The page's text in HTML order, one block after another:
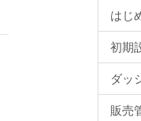
はじ
初期
ダッ
販売